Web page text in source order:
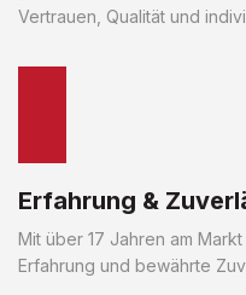
Vertrauen, Qualität und
Erfahrung &
Mit über 17 Jahren am
Erfahrung und bewährte